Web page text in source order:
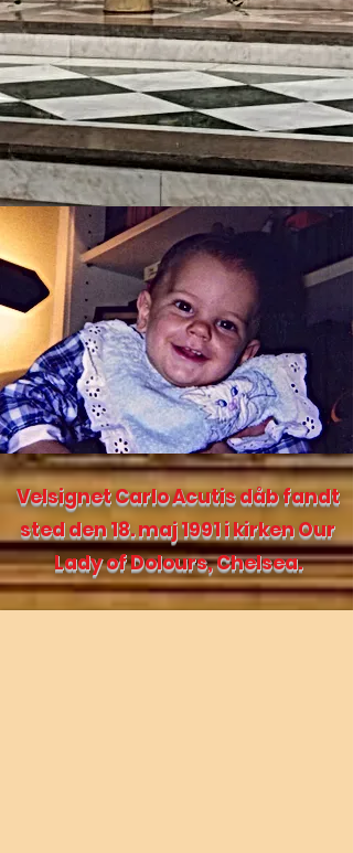
Velsignet Carlo Acutis dåb fandt
sted den 18. maj 1991 i kirken Our
Lady of Dolours, Chelsea.